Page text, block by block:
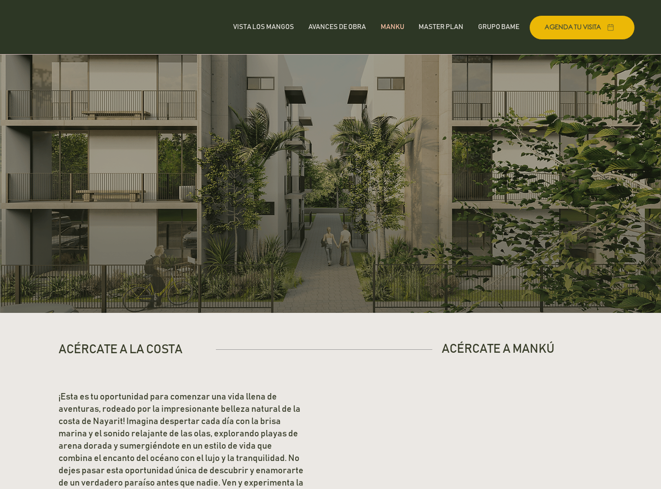
ACÉRCATE A LA COSTA ACÉRCATE A MANKÚ
¡Esta es tu oportunidad para comenzar una vida llena de
aventuras, rodeado por la impresionante belleza natural de la
costa de Nayarit! Imagina despertar cada día con la brisa
marina y el sonido relajante de las olas, explorando playas de
arena dorada y sumergiéndote en un estilo de vida que
combina el encanto del océano con el lujo y la tranquilidad. No
dejes pasar esta oportunidad única de descubrir y enamorarte
de un verdadero paraíso antes que nadie. Ven y experimenta la
VISTA LOS MANGOS AVANCES DE OBRA MANKU MASTER PLAN GRUPO BAME AGENDA TU VISITA